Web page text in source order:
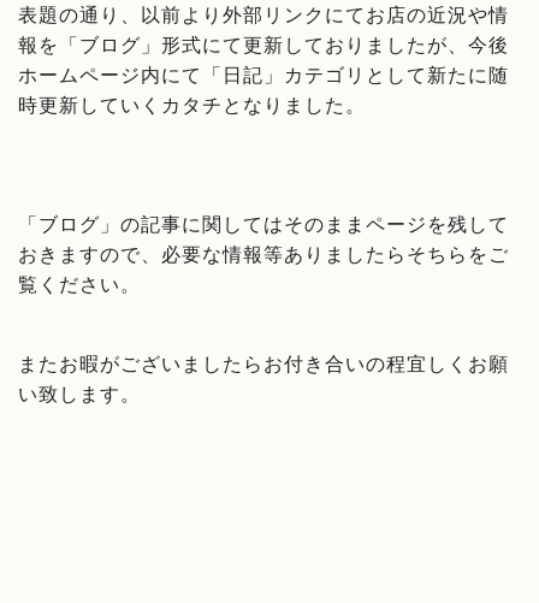
表題の通り、以前より外部リンクにてお店の近況や情
報を「ブログ」形式にて更新しておりましたが、今後
ホームページ内にて「日記」カテゴリとして新たに随
時更新していくカタチとなりました。
「ブログ」の記事に関してはそのままページを残して
おきますので、必要な情報等ありましたらそちらをご
覧ください。
またお暇がございましたらお付き合いの程宜しくお願
い致します。